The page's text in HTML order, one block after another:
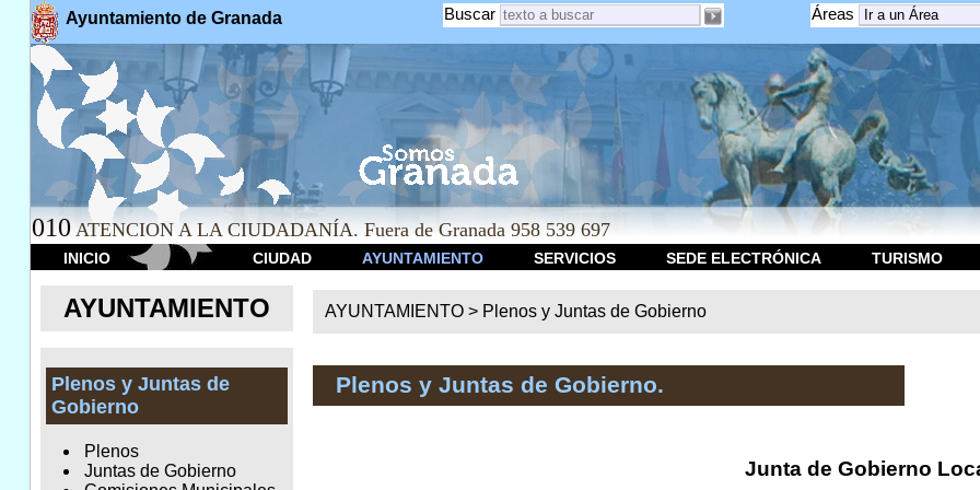
Ayuntamiento de Granada Áreas
Buscar
010 ATENCION A LA CIUDADANÍA. Fuera de Granada 958 539 697
INICIO CIUDAD AYUNTAMIENTO SERVICIOS SEDE ELECTRÓNICA TURISMO
AYUNTAMIENTO
Plenos y Juntas de
Gobierno
Plenos
Juntas de Gobierno
AYUNTAMIENTO > Plenos y Juntas de Gobierno
Plenos y Juntas de Gobierno.
Junta de Gobierno